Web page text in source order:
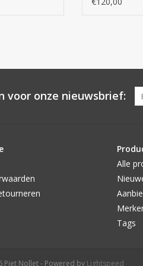
voor onze nieuwsbrief:
Alle
Tags
Piet Nollet - Powered by Lightspeed